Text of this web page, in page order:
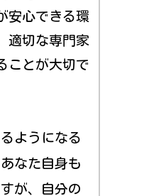
安心できる環
適切な専門家
ことが大切で
ようになる
なた自身も
が、自分の